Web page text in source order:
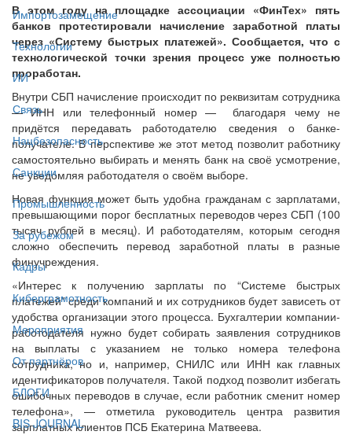
Импортозамещение
Технологии
ИИ
Связь
Нацбезопасность
Санкции
Промышленность
За рубежом
Кадры
Киберграмотность
Мероприятия
От партнёров
БЛОГИ
BIS JOURNAL
В этом году на площадке ассоциации «ФинТех» пять
банков протестировали начисление заработной платы
через «Систему быстрых платежей». Сообщается, что с
технологической точки зрения процесс уже полностью
проработан.
Внутри СБП начисление происходит по реквизитам сотрудника
— ИНН или телефонный номер — благодаря чему не
придётся передавать работодателю сведения о банке-
получателе. В перспективе же этот метод позволит работнику
самостоятельно выбирать и менять банк на своё усмотрение,
не уведомляя работодателя о своём выборе.
Новая функция может быть удобна гражданам с зарплатами,
превышающими порог бесплатных переводов через СБП (100
тысяч рублей в месяц). И работодателям, которым сегодня
сложно обеспечить перевод заработной платы в разные
финучреждения.
«Интерес к получению зарплаты по “Системе быстрых
платежей” среди компаний и их сотрудников будет зависеть от
удобства организации этого процесса. Бухгалтерии компании-
работодателя нужно будет собирать заявления сотрудников
на выплаты с указанием не только номера телефона
сотрудника, но и, например, СНИЛС или ИНН как главных
идентификаторов получателя. Такой подход позволит избегать
ошибочных переводов в случае, если работник сменит номер
телефона», — отметила руководитель центра развития
зарплатных клиентов ПСБ Екатерина Матвеева.